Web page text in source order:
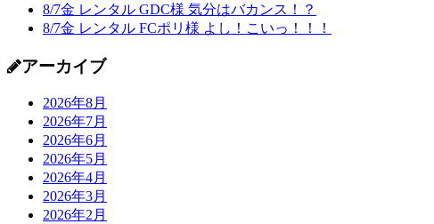
8/7金 レンタル GDC様 気分はバカンス！？
8/7金 レンタル FCポリ様 よし！こいっ！！！
アーカイブ
2026年8月
2026年7月
2026年6月
2026年5月
2026年4月
2026年3月
2026年2月